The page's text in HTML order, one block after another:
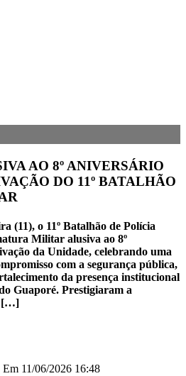
AO 8º ANIVERSÁRIO
DO 11º BATALHÃO
(11), o 11º Batalhão de Polícia
Militar alusiva ao 8º
da Unidade, celebrando uma
com a segurança pública,
da presença institucional
Guaporé. Prestigiaram a
[…]
Em 11/06/2026 16:48